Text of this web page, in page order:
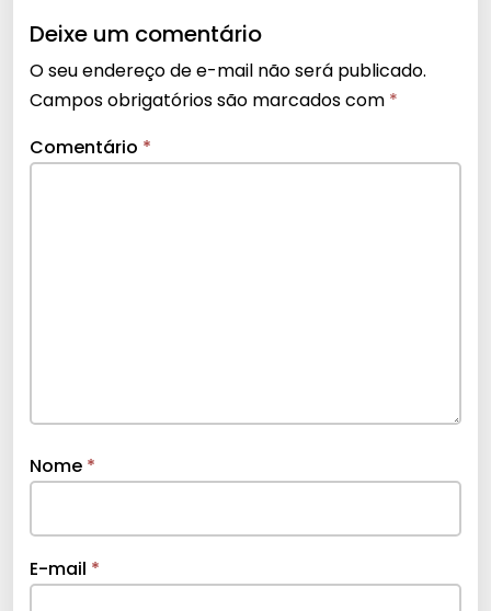
Deixe um comentário
O seu endereço de e-mail não será publicado.
Campos obrigatórios são marcados com *
Comentário *
Nome *
E-mail *